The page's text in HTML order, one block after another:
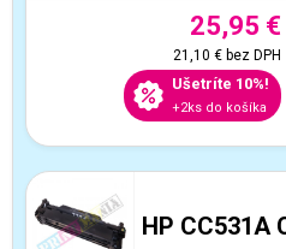
25,95 €
21,10 €bez DPH
Ušetríte 10%!
+2ks do košíka
HP CC531A